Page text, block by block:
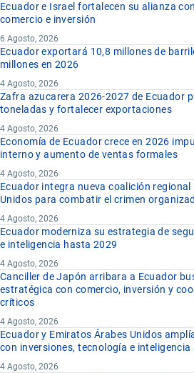
Ecuador e Israel fortalecen su alianza
comercio e inversión
6 Agosto, 2026
Ecuador exportará 10,8 millones de
millones en 2026
4 Agosto, 2026
Zafra azucarera 2026-2027 de Ecuador
toneladas y fortalecer exportaciones
4 Agosto, 2026
Economía de Ecuador crece en 2026
interno y aumento de ventas formales
4 Agosto, 2026
Ecuador integra nueva coalición
Unidos para combatir el crimen
4 Agosto, 2026
Ecuador moderniza su estrategia de
e inteligencia hasta 2029
4 Agosto, 2026
Canciller de Japón arribara a Ecuador
estratégica con comercio, inversión y
críticos
4 Agosto, 2026
Ecuador y Emiratos Árabes Unidos
con inversiones, tecnología e inteligencia
4 Agosto, 2026